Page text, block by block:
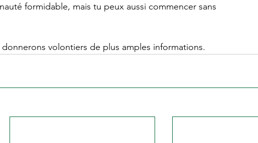
formidable, mais tu peux aussi commencer sans
volontiers de plus amples informations.